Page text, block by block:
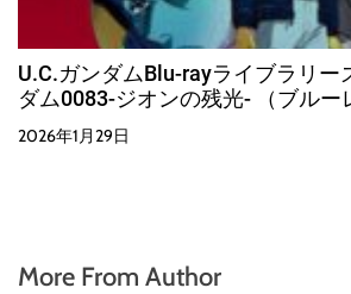
U.C.ガンダムBlu-rayライブラリー
ダム0083-ジオンの残光- （ブルー
2026年1月29日
More From Author